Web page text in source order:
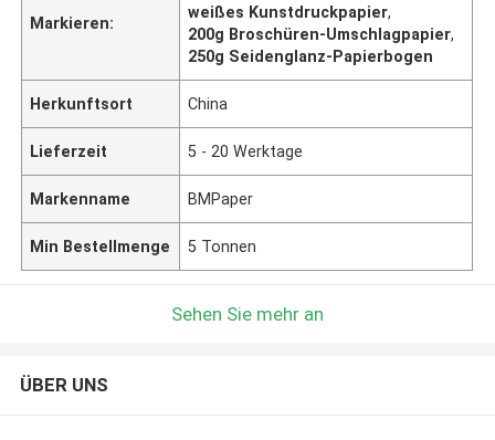
Markieren:
weißes Kunstdruckpapier,
200g Broschüren-Umschlagpapier,
250g Seidenglanz-Papierbogen
Herkunftsort China
Lieferzeit 5 - 20 Werktage
Markenname BMPaper
Min Bestellmenge 5 Tonnen
Sehen Sie mehr an
ÜBER UNS